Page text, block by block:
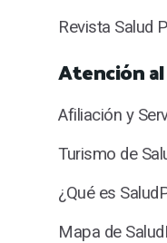
Revista Salud
Atención
Afiliación y
Turismo de
¿Qué es
Mapa de